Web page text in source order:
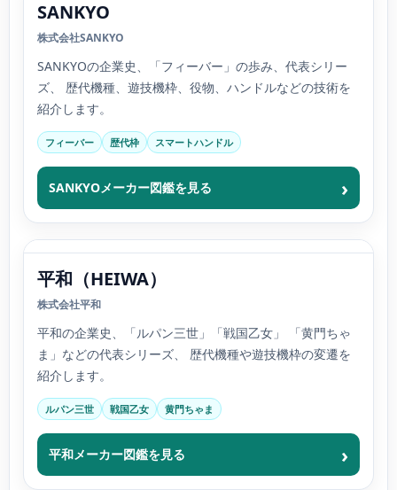
SANKYO
株式会社SANKYO
SANKYOの企業史、「フィーバー」の歩み、代表シリー
ズ、 歴代機種、遊技機枠、役物、ハンドルなどの技術を
紹介します。
フィーバー 歴代枠 スマートハンドル
SANKYOメーカー図鑑を見る
平和（HEIWA）
株式会社平和
平和の企業史、「ルパン三世」「戦国乙女」 「黄門ちゃ
ま」などの代表シリーズ、 歴代機種や遊技機枠の変遷を
紹介します。
ルパン三世 戦国乙女 黄門ちゃま
平和メーカー図鑑を見る